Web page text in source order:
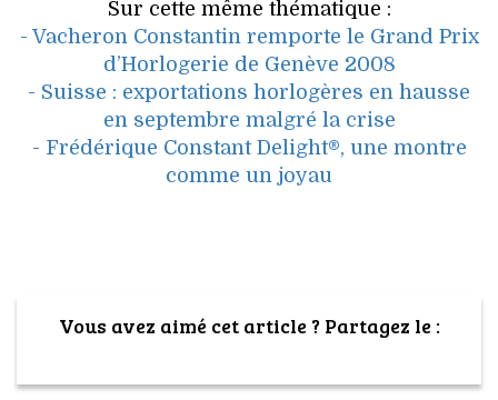
Sur cette même thématique :
- Vacheron Constantin remporte le Grand Prix
d’Horlogerie de Genève 2008
- Suisse : exportations horlogères en hausse
en septembre malgré la crise
- Frédérique Constant Delight®, une montre
comme un joyau
Vous avez aimé cet article ? Partagez le :